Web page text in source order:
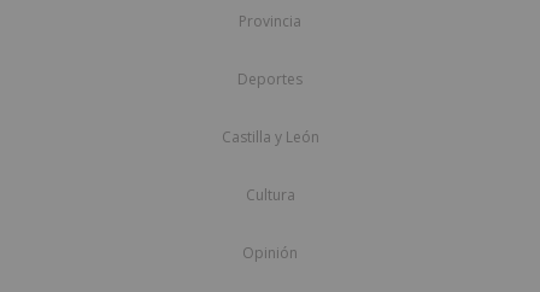
Provincia
Deportes
Castilla y León
Cultura
Opinión